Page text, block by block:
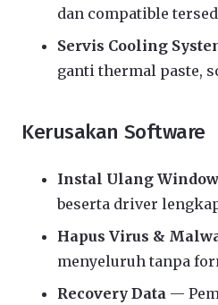
dan compatible
Servis Cooling
ganti thermal paste,
Kerusakan Software
Instal Ulang
beserta driver
Hapus Virus &
menyeluruh tanpa
Recovery Data —